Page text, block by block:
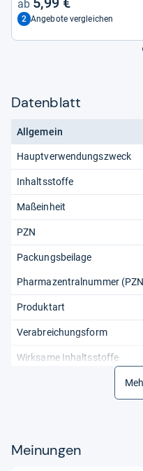
2 Angebote vergleichen
Datenblatt
Allgemein
Hauptverwendungszweck
Inhaltsstoffe
Maßeinheit
PZN
Packungsbeilage
Pharmazentralnummer
Produktart
Verabreichungsform
Wirksame Inhaltsstoffe
Meinungen